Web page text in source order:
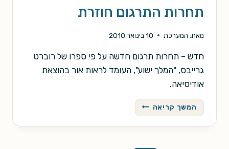
תחרות התרגום חוזרת
מאת: המערכת 10 בינואר 2010
חדש – תחרות תרגום חדשה על פי ספרו של רוברט
גרייבס, "המלך ישוע", העומד לראות אור בהוצאת
אודיסיאה.
המשך קריאה תחרות
התרגום
חוזרת